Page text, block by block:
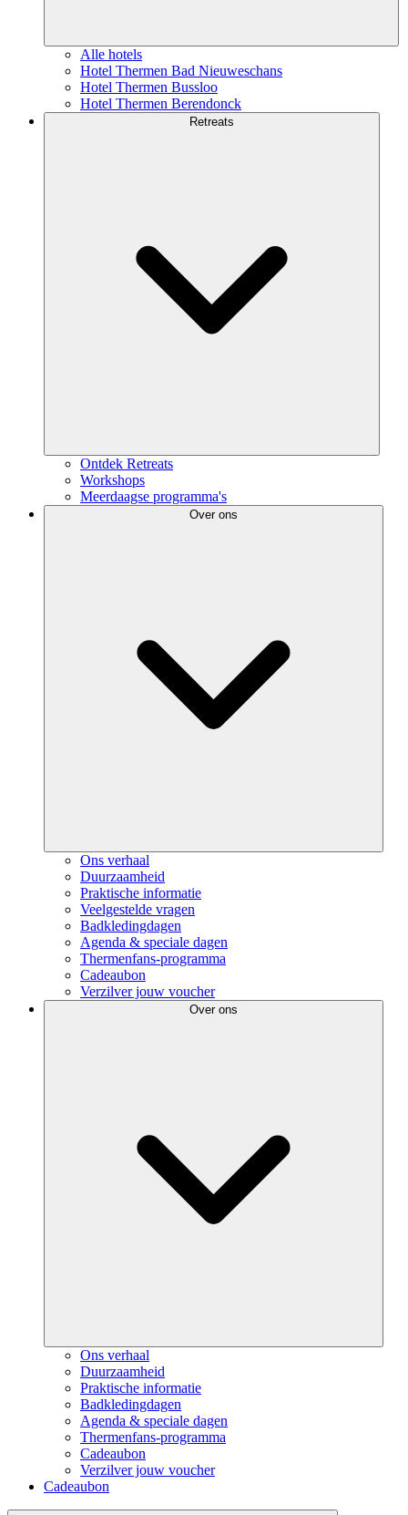
Alle hotels
Hotel Thermen Bad Nieuweschans
Hotel Thermen Bussloo
Hotel Thermen Berendonck
Retreats
Ontdek Retreats
Workshops
Meerdaagse programma's
Over ons
Ons verhaal
Duurzaamheid
Praktische informatie
Veelgestelde vragen
Badkledingdagen
Agenda & speciale dagen
Thermenfans-programma
Cadeaubon
Verzilver jouw voucher
Over ons
Ons verhaal
Duurzaamheid
Praktische informatie
Badkledingdagen
Agenda & speciale dagen
Thermenfans-programma
Cadeaubon
Verzilver jouw voucher
Cadeaubon